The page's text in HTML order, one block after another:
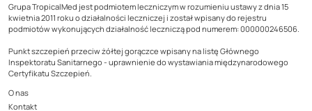
Grupa TropicalMed jest podmiotem leczniczym w rozumieniu ustawy z dnia 15
kwietnia 2011 roku o działalności leczniczej i został wpisany do rejestru
podmiotów wykonujących działalność leczniczą pod numerem: 000000246506.
Punkt szczepień przeciw żółtej gorączce wpisany na listę Głównego
Inspektoratu Sanitarnego - uprawnienie do wystawiania międzynarodowego
Certyfikatu Szczepień.
O nas
Kontakt